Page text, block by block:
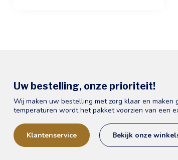
Uw bestelling, onze prioriteit!
Wij maken uw bestelling met zorg klaar en maken
temperaturen wordt het pakket voorzien van een
Klantenservice Bekijk onze